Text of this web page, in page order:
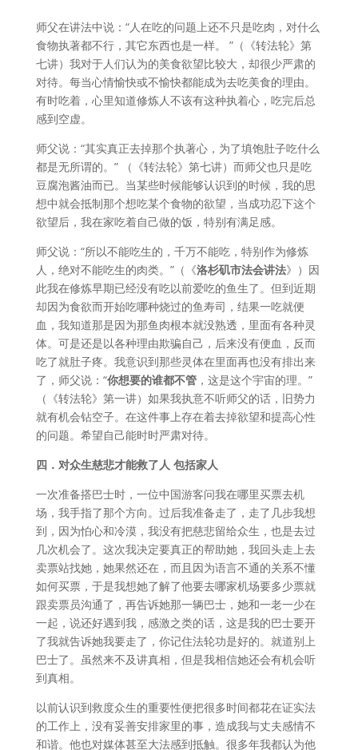
师父在讲法中说：“人在吃的问题上还不只是吃肉，对什么
食物执著都不行，其它东西也是一样。 ”（《转法轮》第
七讲）我对于人们认为的美食欲望比较大，却很少严肃的
对待。每当心情愉快或不愉快都能成为去吃美食的理由。
有时吃着，心里知道修炼人不该有这种执着心，吃完后总
感到空虚。
师父说：“其实真正去掉那个执著心，为了填饱肚子吃什么
都是无所谓的。” （《转法轮》第七讲）而师父也只是吃
豆腐泡酱油而已。当某些时候能够认识到的时候，我的思
想中就会抵制那个想吃某个食物的欲望，当成功忍下这个
欲望后，我在家吃着自己做的饭，特别有满足感。
师父说：“所以不能吃生的，千万不能吃，特别作为修炼
人，绝对不能吃生的肉类。”（《洛杉矶市法会讲法》）因
此我在修炼早期已经没有吃以前爱吃的鱼生了。但到近期
却因为食欲而开始吃哪种烧过的鱼寿司，结果一吃就便
血，我知道那是因为那鱼肉根本就没熟透，里面有各种灵
体。可是还是以各种理由欺骗自己，后来没有便血，反而
吃了就肚子疼。我意识到那些灵体在里面再也没有排出来
了，师父说：“你想要的谁都不管，这是这个宇宙的理。”
（《转法轮》第一讲）如果我执意不听师父的话，旧势力
就有机会钻空子。在这件事上存在着去掉欲望和提高心性
的问题。希望自己能时时严肃对待。
四．对众生慈悲才能救了人 包括家人
一次准备搭巴士时，一位中国游客问我在哪里买票去机
场，我手指了那个方向。过后我准备走了，走了几步我想
到，因为怕心和冷漠，我没有把慈悲留给众生，也是去过
几次机会了。这次我决定要真正的帮助她，我回头走上去
卖票站找她，她果然还在，而且因为语言不通的关系不懂
如何买票，于是我想她了解了他要去哪家机场要多少票就
跟卖票员沟通了，再告诉她那一辆巴士，她和一老一少在
一起，说还好遇到我，感激之类的话，这是我的巴士要开
了我就告诉她我要走了，你记住法轮功是好的。就道别上
巴士了。虽然来不及讲真相，但是我相信她还会有机会听
到真相。
以前认识到救度众生的重要性便把很多时间都花在证实法
的工作上，没有妥善安排家里的事，造成我与丈夫感情不
和谐。他也对媒体甚至大法感到抵触。很多年我都认为他